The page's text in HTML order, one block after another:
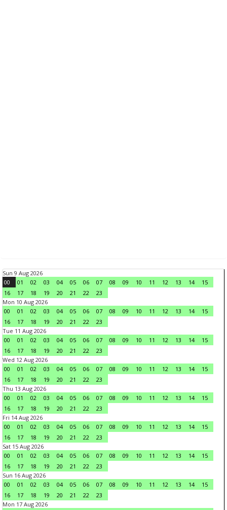
Sun 9 Aug 2026
00
01 02 03 04 05 06 07 08 09 10 11 12 13 14
15
16
17 18 19 20 21 22
23
Mon 10 Aug 2026
00
01 02 03 04 05 06 07 08 09 10 11 12 13 14
15
16
17 18 19 20 21 22
23
Tue 11 Aug 2026
00
01 02 03 04 05 06 07 08 09 10 11 12 13 14
15
16
17 18 19 20 21 22
23
Wed 12 Aug 2026
00
01 02 03 04 05 06 07 08 09 10 11 12 13 14
15
16
17 18 19 20 21 22
23
Thu 13 Aug 2026
00
01 02 03 04 05 06 07 08 09 10 11 12 13 14
15
16
17 18 19 20 21 22
23
Fri 14 Aug 2026
00
01 02 03 04 05 06 07 08 09 10 11 12 13 14
15
16
17 18 19 20 21 22
23
Sat 15 Aug 2026
00
01 02 03 04 05 06 07 08 09 10 11 12 13 14
15
16
17 18 19 20 21 22
23
Sun 16 Aug 2026
00
01 02 03 04 05 06 07 08 09 10 11 12 13 14
15
16
17 18 19 20 21 22
23
Mon 17 Aug 2026